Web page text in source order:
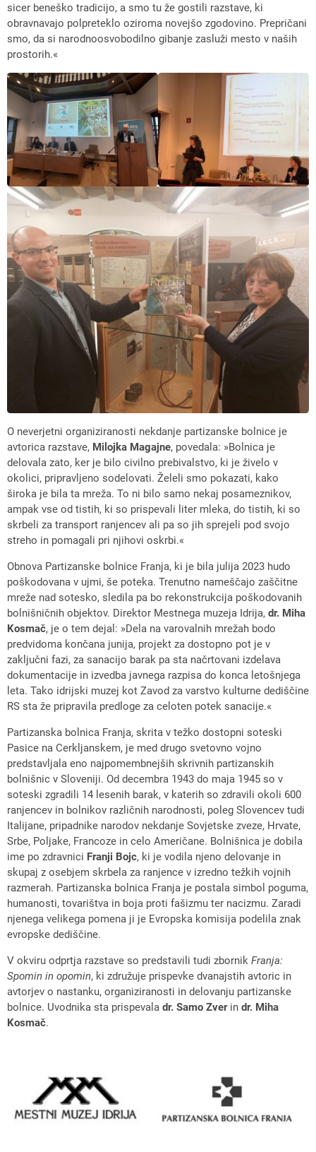
sicer beneško tradicijo, a smo tu že gostili razstave, ki
obravnavajo polpreteklo oziroma novejšo zgodovino. Prepričani
smo, da si narodnoosvobodilno gibanje zasluži mesto v naših
prostorih.«
O neverjetni organiziranosti nekdanje partizanske bolnice je
avtorica razstave, Milojka Magajne, povedala: »Bolnica je
delovala zato, ker je bilo civilno prebivalstvo, ki je živelo v
okolici, pripravljeno sodelovati. Želeli smo pokazati, kako
široka je bila ta mreža. To ni bilo samo nekaj posameznikov,
ampak vse od tistih, ki so prispevali liter mleka, do tistih, ki so
skrbeli za transport ranjencev ali pa so jih sprejeli pod svojo
streho in pomagali pri njihovi oskrbi.«
Obnova Partizanske bolnice Franja, ki je bila julija 2023 hudo
poškodovana v ujmi, še poteka. Trenutno nameščajo zaščitne
mreže nad sotesko, sledila pa bo rekonstrukcija poškodovanih
bolnišničnih objektov. Direktor Mestnega muzeja Idrija, dr. Miha
Kosmač, je o tem dejal: »Dela na varovalnih mrežah bodo
predvidoma končana junija, projekt za dostopno pot je v
zaključni fazi, za sanacijo barak pa sta načrtovani izdelava
dokumentacije in izvedba javnega razpisa do konca letošnjega
leta. Tako idrijski muzej kot Zavod za varstvo kulturne dediščine
RS sta že pripravila predloge za celoten potek sanacije.«
Partizanska bolnica Franja, skrita v težko dostopni soteski
Pasice na Cerkljanskem, je med drugo svetovno vojno
predstavljala eno najpomembnejših skrivnih partizanskih
bolnišnic v Sloveniji. Od decembra 1943 do maja 1945 so v
soteski zgradili 14 lesenih barak, v katerih so zdravili okoli 600
ranjencev in bolnikov različnih narodnosti, poleg Slovencev tudi
Italijane, pripadnike narodov nekdanje Sovjetske zveze, Hrvate,
Srbe, Poljake, Francoze in celo Američane. Bolnišnica je dobila
ime po zdravnici Franji Bojc, ki je vodila njeno delovanje in
skupaj z osebjem skrbela za ranjence v izredno težkih vojnih
razmerah. Partizanska bolnica Franja je postala simbol poguma,
humanosti, tovarištva in boja proti fašizmu ter nacizmu. Zaradi
njenega velikega pomena ji je Evropska komisija podelila znak
evropske dediščine.
V okviru odprtja razstave so predstavili tudi zbornik Franja:
Spomin in opomin, ki združuje prispevke dvanajstih avtoric in
avtorjev o nastanku, organiziranosti in delovanju partizanske
bolnice. Uvodnika sta prispevala dr. Samo Zverin dr. Miha
Kosmač.